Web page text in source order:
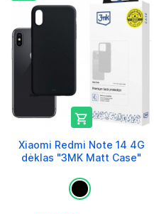

Xiaomi Redmi Note 14 4G
dėklas "3MK Matt Case"